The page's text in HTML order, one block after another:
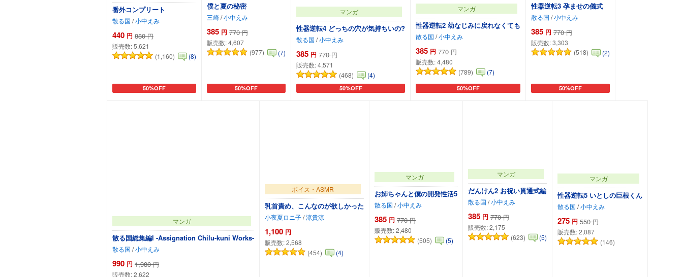
番外コンプリート
散る国 /小中えみ
440 円 880 円
販売数:5,621
(1,160)
(8)
50%OFF
カートに追加
僕と夏の秘密
三崎/小中えみ
385 円 770 円
販売数:4,607
(977)
(7)
50%OFF
カートに追加
マンガ
性器逆転4 どっちの穴が気持ちいの?
散る国 /小中えみ
385 円 770 円
販売数:4,571
(468)
(4)
50%OFF
カートに追加
マンガ
性器逆転2 幼なじみに戻れなくても
散る国 /小中えみ
385 円 770 円
販売数:4,480
(789)
(7)
50%OFF
カートに追加
性器逆転3 孕ませの儀式
散る国 /小中えみ
385 円 770 円
販売数:3,303
(518)
(2)
50%OFF
カートに追加
マンガ
散る国総集編I -Assignation Chilu-kuni Works-
散る国 /小中えみ
990 円 1,980 円
販売数:2,622
ボイス・ASMR
乳首責め、こんなのが欲しかった
小夜夏ロニ子/涼貴涼
1,100 円
販売数:2,568
(454)
(4)
マンガ
お姉ちゃんと僕の開発性活5
散る国 /小中えみ
385 円 770 円
販売数:2,480
(505)
(5)
マンガ
だんけん2 お祝い貫通式編
散る国 /小中えみ
385 円 770 円
販売数:2,175
(623)
(5)
マンガ
性器逆転5 いとしの巨根くん
散る国 /小中えみ
275 円 550 円
販売数:2,087
(146)